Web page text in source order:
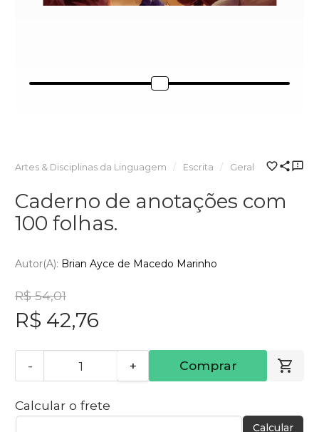
Artes & Disciplinas da Linguagem Escrita Geral
Caderno de anotações com
100 folhas.
Autor(a): Brian Ayce de Macedo Marinho
R$ 54,01
R$ 42,76
- + Comprar
Calcular o frete
Calcular